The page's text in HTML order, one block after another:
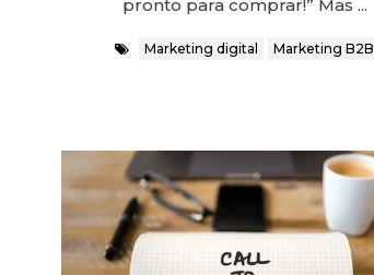
pronto para comprar!” Mas ...
Marketing digital Marketing B2B